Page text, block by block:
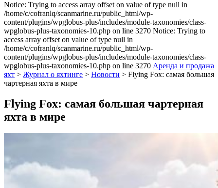
Notice: Trying to access array offset on value of type null in
/home/c/cofranlq/scanmarine.ru/public_html/wp-
content/plugins/wpglobus-plus/includes/module-taxonomies/class-
wpglobus-plus-taxonomies-10.php on line 3270 Notice: Trying to
access array offset on value of type null in
/home/c/cofranlq/scanmarine.ru/public_html/wp-
content/plugins/wpglobus-plus/includes/module-taxonomies/class-
wpglobus-plus-taxonomies-10.php on line 3270 Аренда и продажа
яхт > Журнал о яхтинге > Новости > Flying Fox: самая большая
чартерная яхта в мире
Flying Fox: самая большая чартерная
яхта в мире